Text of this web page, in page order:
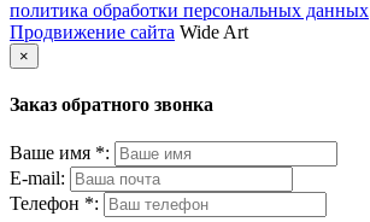
политика обработки персональных данных
Продвижение сайта Wide Art
×
Заказ обратного звонка
Ваше имя *:
E-mail:
Телефон *: